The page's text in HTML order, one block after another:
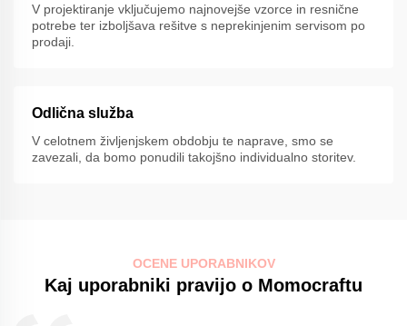
V projektiranje vključujemo najnovejše vzorce in resnične
potrebe ter izboljšava rešitve s neprekinjenim servisom po
prodaji.
Odlična služba
V celotnem življenjskem obdobju te naprave, smo se
zavezali, da bomo ponudili takojšno individualno storitev.
OCENE UPORABNIKOV
Kaj uporabniki pravijo o Momocraftu